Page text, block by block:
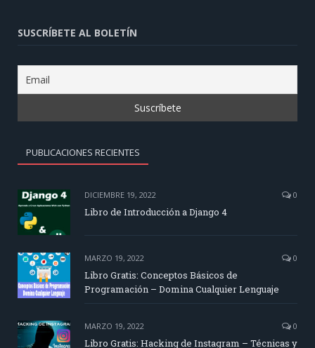
SUSCRÍBETE AL BOLETÍN
PUBLICACIONES RECIENTES
DICIEMBRE 19, 2022 0
Libro de Introducción a Django 4
MARZO 19, 2022 0
Libro Gratis: Conceptos Básicos de
Programación – Domina Cualquier Lenguaje
MARZO 19, 2022 0
Libro Gratis: Hacking de Instagram – Técnicas y